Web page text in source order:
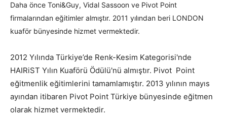
Daha önce Toni&Guy, Vidal Sassoon ve Pivot Point
firmalarından eğitimler almıştır. 2011 yılından beri LONDON
kuaför bünyesinde hizmet vermektedir.
2012 Yılında Türkiye’de Renk-Kesim Kategorisi'nde
HAIRiST Yılın Kuaförü Ödülü'nü almıştır. Pivot Point
eğitmenlik eğitimlerini tamamlamıştır. 2013 yılının mayıs
ayından itibaren Pivot Point Türkiye bünyesinde eğitmen
olarak hizmet vermektedir.